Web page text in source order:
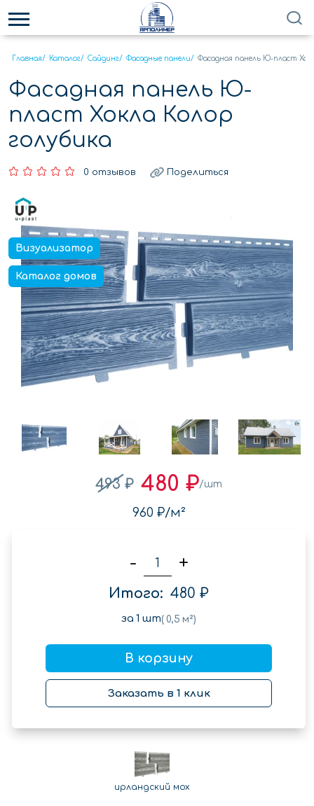
Главная/ Каталог/ Сайдинг/ Фасадные панели/ Фасадная панель Ю-пласт
Фасадная панель Ю-
пласт Хокла Колор
голубика
0 отзывов Поделиться
Визуализатор
Каталог домов
493 ₽ 480 ₽/шт
960 ₽/м²
- +
Итого: 480 ₽
за 1 шт( 0,5 м²)
В корзину
Заказать в 1 клик
ирландский мох